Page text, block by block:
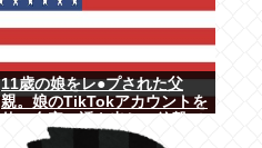
11歳の娘をレ●プされた父
親。娘のTikTokアカウントを
天誅！